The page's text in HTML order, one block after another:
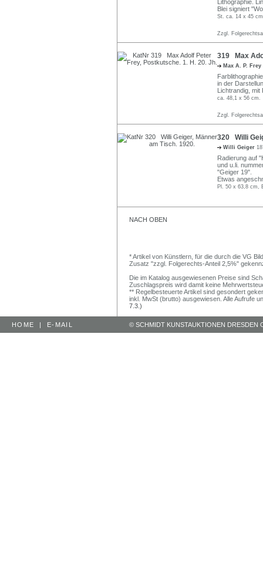
Lithographie.
Blei signiert
St. ca. 14 x 45
Zzgl.
319 Max
Max A. P. Frey
in der
Lichtrandig, mit
ca. 48,1 x 56 cm.
Zzgl.
320 Willi
Willi Geiger
Radierung auf
und u.li.
"Geiger 19".
Etwas
Pl. 50 x 63,8 cm,
NACH OBEN
* Artikel von Künstlern, für die durch die VG
Zusatz "zzgl. Folgerechts-Anteil 2,5%"
Die im Katalog ausgewiesenen Preise sind
Zuschlagspreis wird damit keine
** Regelbesteuerte Artikel sind gesondert
inkl. MwSt (brutto) ausgewiesen. Alle Aufrufe
7.3.)
HOME | E-MAIL © SCHMIDT KUNSTAUKTIONEN DRESDEN